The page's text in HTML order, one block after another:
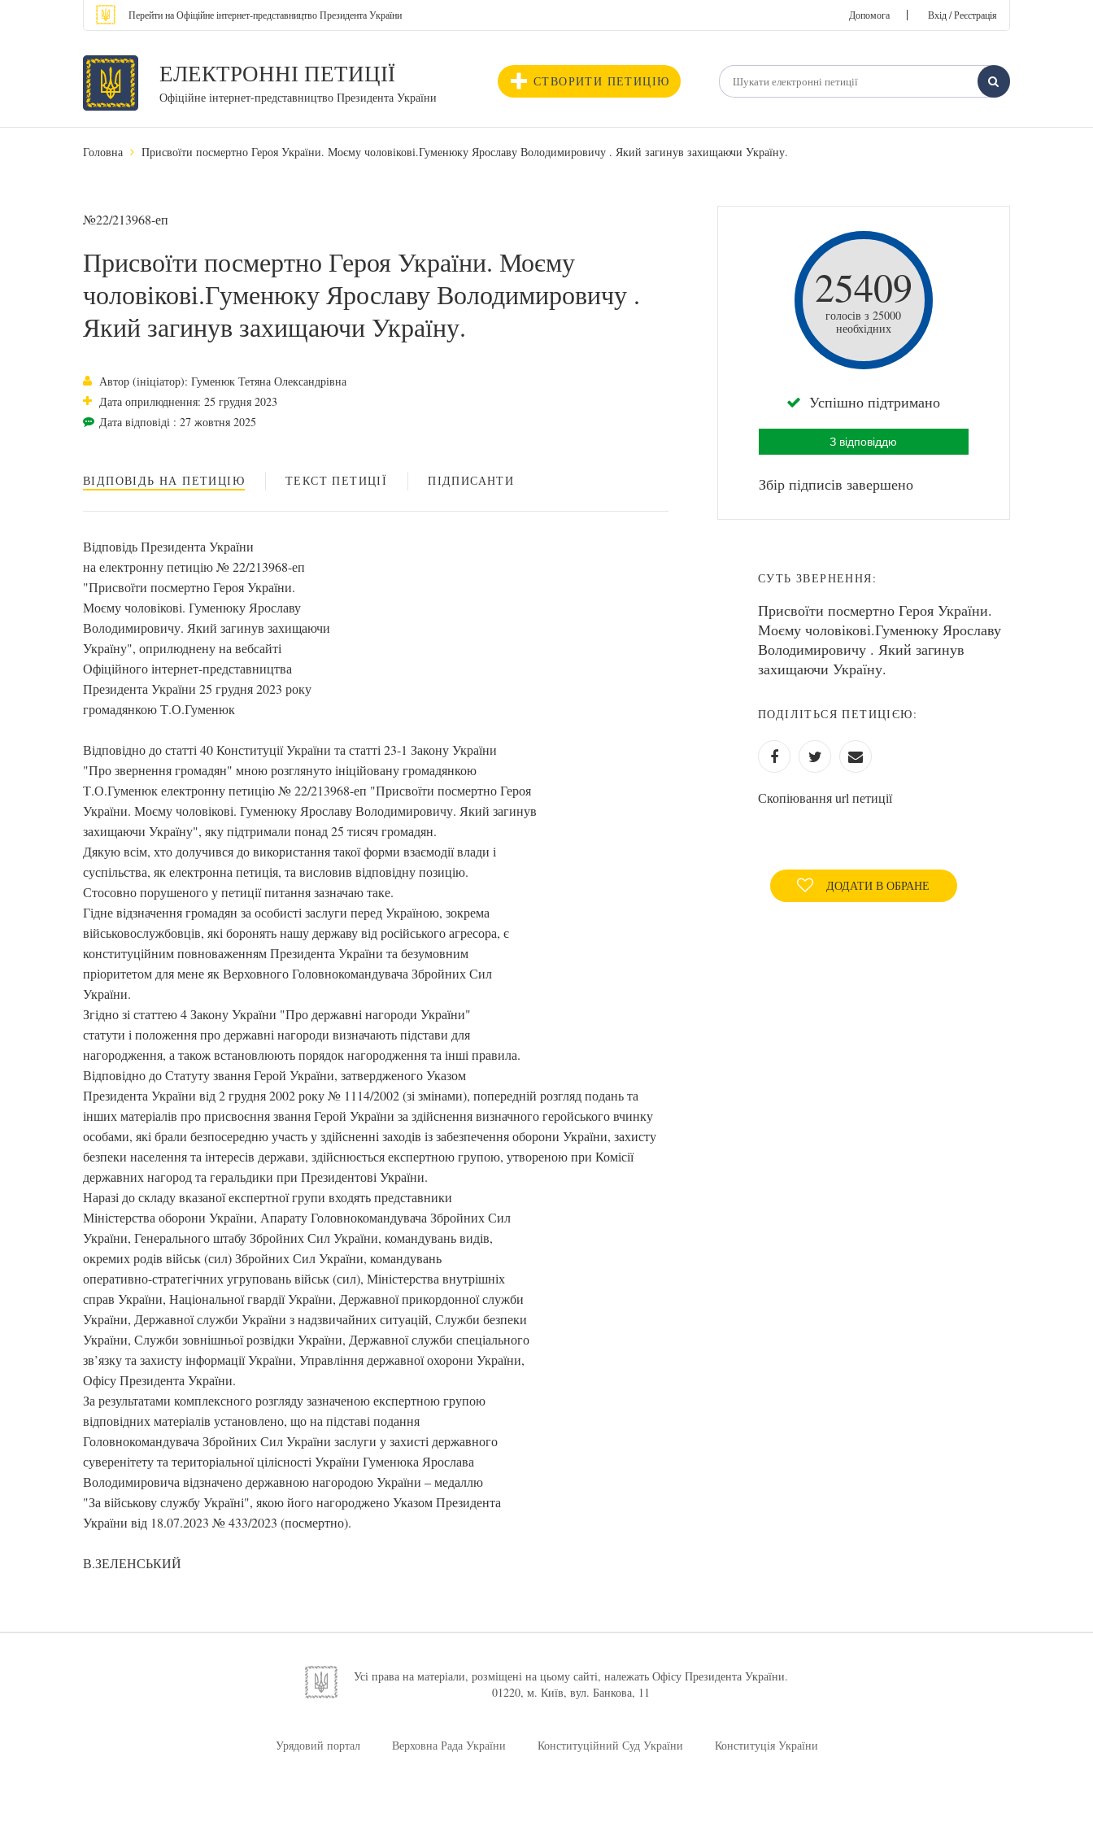
Перейти на Офіційне інтернет-представництво Президента України Допомога | Вхід / Реєстрація
ЕЛЕКТРОННІ ПЕТИЦІЇ
Офіційне інтернет-представництво Президента України
СТВОРИТИ ПЕТИЦІЮ
Головна Присвоїти посмертно Героя України. Моєму чоловікові.Гуменюку Ярославу Володимировичу . Який загинув захищаючи Україну.
№22/213968-еп
Присвоїти посмертно Героя України. Моєму
чоловікові.Гуменюку Ярославу Володимировичу .
Який загинув захищаючи Україну.
Автор (ініціатор): Гуменюк Тетяна Олександрівна
Дата оприлюднення: 25 грудня 2023
Дата відповіді : 27 жовтня 2025
ВІДПОВІДЬ НА ПЕТИЦІЮ ТЕКСТ ПЕТИЦІЇ ПІДПИСАНТИ
Відповідь Президента України
на електронну петицію № 22/213968-еп
"Присвоїти посмертно Героя України.
Моєму чоловікові. Гуменюку Ярославу
Володимировичу. Який загинув захищаючи
Україну", оприлюднену на вебсайті
Офіційного інтернет-представництва
Президента України 25 грудня 2023 року
громадянкою Т.О.Гуменюк
Відповідно до статті 40 Конституції України та статті 23-1 Закону України
"Про звернення громадян" мною розглянуто ініційовану громадянкою
Т.О.Гуменюк електронну петицію № 22/213968-еп "Присвоїти посмертно Героя
України. Моєму чоловікові. Гуменюку Ярославу Володимировичу. Який загинув
захищаючи Україну", яку підтримали понад 25 тисяч громадян.
Дякую всім, хто долучився до використання такої форми взаємодії влади і
суспільства, як електронна петиція, та висловив відповідну позицію.
Стосовно порушеного у петиції питання зазначаю таке.
Гідне відзначення громадян за особисті заслуги перед Україною, зокрема
військовослужбовців, які боронять нашу державу від російського агресора, є
конституційним повноваженням Президента України та безумовним
пріоритетом для мене як Верховного Головнокомандувача Збройних Сил
України.
Згідно зі статтею 4 Закону України "Про державні нагороди України"
статути і положення про державні нагороди визначають підстави для
нагородження, а також встановлюють порядок нагородження та інші правила.
Відповідно до Статуту звання Герой України, затвердженого Указом
Президента України від 2 грудня 2002 року № 1114/2002 (зі змінами), попередній розгляд подань та
інших матеріалів про присвоєння звання Герой України за здійснення визначного геройського вчинку
особами, які брали безпосередню участь у здійсненні заходів із забезпечення оборони України, захисту
безпеки населення та інтересів держави, здійснюється експертною групою, утвореною при Комісії
державних нагород та геральдики при Президентові України.
Наразі до складу вказаної експертної групи входять представники
Міністерства оборони України, Апарату Головнокомандувача Збройних Сил
України, Генерального штабу Збройних Сил України, командувань видів,
окремих родів військ (сил) Збройних Сил України, командувань
оперативно-стратегічних угруповань військ (сил), Міністерства внутрішніх
справ України, Національної гвардії України, Державної прикордонної служби
України, Державної служби України з надзвичайних ситуацій, Служби безпеки
України, Служби зовнішньої розвідки України, Державної служби спеціального
зв’язку та захисту інформації України, Управління державної охорони України,
Офісу Президента України.
За результатами комплексного розгляду зазначеною експертною групою
відповідних матеріалів установлено, що на підставі подання
Головнокомандувача Збройних Сил України заслуги у захисті державного
суверенітету та територіальної цілісності України Гуменюка Ярослава
Володимировича відзначено державною нагородою України – медаллю
"За військову службу Україні", якою його нагороджено Указом Президента
України від 18.07.2023 № 433/2023 (посмертно).
В.ЗЕЛЕНСЬКИЙ
25409
голосів з 25000
необхідних
Успішно підтримано
З відповіддю
Збір підписів завершено
СУТЬ ЗВЕРНЕННЯ:
Присвоїти посмертно Героя України.
Моєму чоловікові.Гуменюку Ярославу
Володимировичу . Який загинув
захищаючи Україну.
ПОДІЛІТЬСЯ ПЕТИЦІЄЮ:
Скопіювання url петиції
ДОДАТИ В ОБРАНЕ
Усі права на матеріали, розміщені на цьому сайті, належать Офісу Президента України.
01220, м. Київ, вул. Банкова, 11
Урядовий портал Верховна Рада України Конституційний Суд України Конституція України